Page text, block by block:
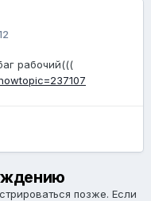
рабочий(((
позже. Если